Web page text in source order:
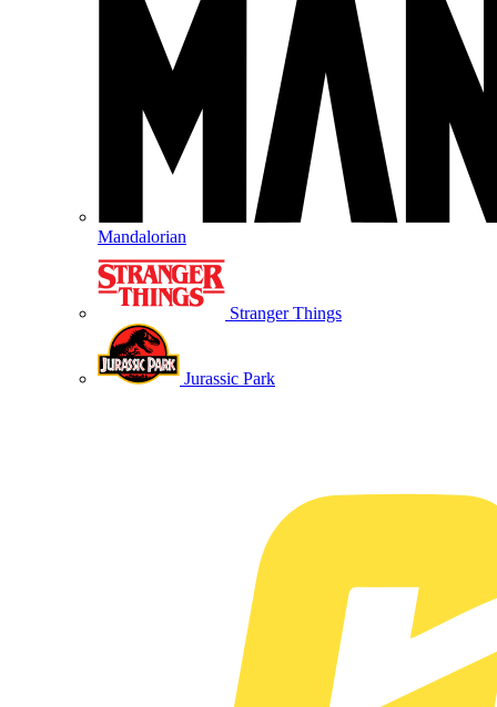
Mandalorian
Stranger Things
Jurassic Park